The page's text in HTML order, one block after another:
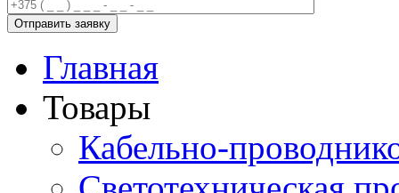
Главная
Товары
Кабельно-